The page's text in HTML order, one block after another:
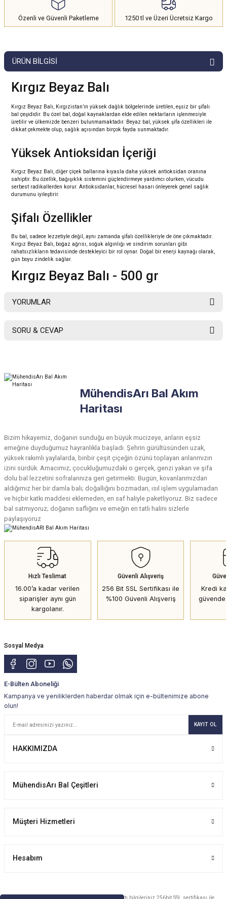
Özenli ve Güvenli Paketleme 1250 tl ve Üzeri Ücretsiz Kargo
ÜRÜN BILGISI
Kırgız Beyaz Balı
Kırgız Beyaz Balı, Kırgızistan’ın yüksek dağlık bölgelerinde üretilen, eşsiz bir şifalı
bal çeşididir. Bu özel bal, doğal kaynaklardan elde edilen nektarların işlenmesiyle
üretilir ve ülkemizde benzeri bulunmamaktadır. Beyaz bal, yüksek şifa özellikleri ile
dikkat çekmekte olup, sağlık açısından birçok fayda sunmaktadır.
Yüksek Antioksidan İçeriği
Kırgız Beyaz Balı, diğer çiçek ballarına kıyasla daha yüksek antioksidan oranına
sahiptir. Bu özellik, bağışıklık sistemini güçlendirmeye yardımcı olurken, vücudu
serbest radikallerden korur. Antioksidanlar, hücresel hasarı önleyerek genel sağlık
durumunu iyileştirir.
Şifalı Özellikler
Bu bal, sadece lezzetiyle değil, aynı zamanda şifalı özellikleriyle de öne çıkmaktadır.
Kırgız Beyaz Balı, boğaz ağrısı, soğuk algınlığı ve sindirim sorunları gibi
rahatsızlıkların tedavisinde destekleyici bir rol oynar. Doğal bir enerji kaynağı olarak,
gün boyu zindelik sağlar.
Kırgız Beyaz Balı - 500 gr
YORUMLAR
SORU & CEVAP
MühendisArı Bal Akım
Haritası
Bizim hikayemiz, doğanın sunduğu en büyük mucizeye, arıların eşsiz
emeğine duyduğumuz hayranlıkla başladı. Şehrin gürültüsünden uzak,
yüksek rakımlı yaylalarda, binbir çeşit çiçeğin özünü toplayan arılarımızın
izini sürdük. Amacımız; çocukluğumuzdaki o gerçek, genzi yakan ve şifa
dolu bal lezzetini sofralarınıza geri getirmekti. Bugün, kovanlarımızdan
aldığımız her bir damla balı; doğallığını bozmadan, ısıl işlem uygulamadan
ve hiçbir katkı maddesi eklemeden, en saf haliyle paketliyoruz. Biz sadece
bal satmıyoruz; doğanın saflığını ve emeğin en tatlı halini sizlerle
paylaşıyoruz
Hızlı Teslimat
16.00’a kadar verilen
siparişler aynı gün
kargolanır.
Güvenli Alışveriş
256 Bit SSL Sertifikası ile
%100 Güvenli Alışveriş
Kredi
güvende
Sosyal Medya
E-Bülten Aboneliği
Kampanya ve yeniliklerden haberdar olmak için e-bültenimize abone
olun!
KAYIT OL
HAKKIMIZDA
MühendisArı Bal Çeşitleri
Müşteri Hizmetleri
Hesabım
Copyright 2026 © Her hakkı saklıdır. Kredi kartı bilgileriniz 256bit SSL sertifikası ile